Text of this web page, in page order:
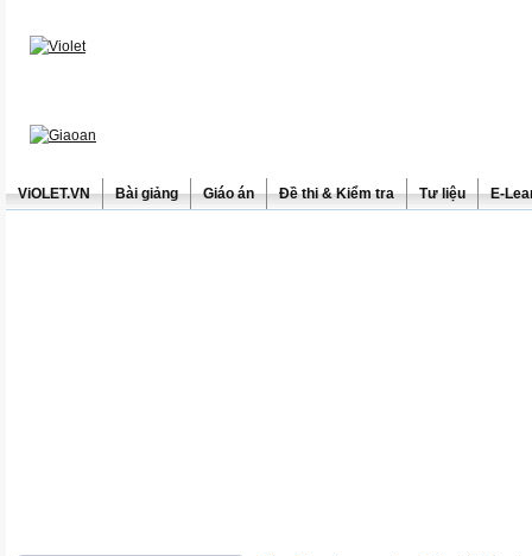
ViOLET.VN Bài giảng Giáo án Đề thi & Kiểm tra Tư liệu E-